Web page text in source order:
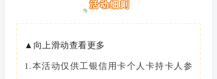
活动细则
▲向上滑动查看更多
1.本活动仅供工银信用卡个人卡持卡人参